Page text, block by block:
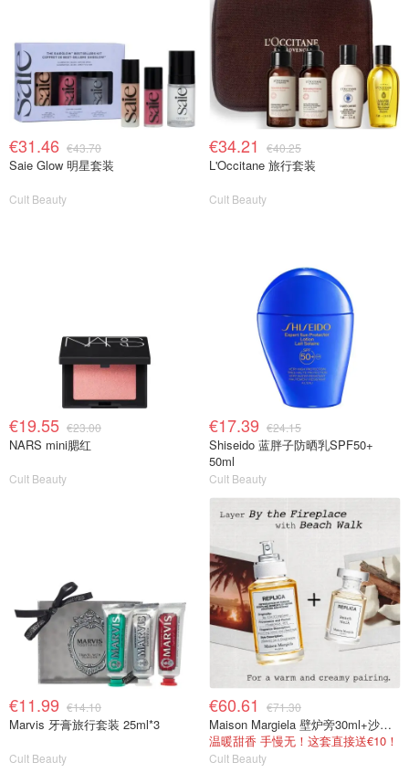
€31.46 €43.70
Saie Glow 明星套装
Cult Beauty
€34.21 €40.25
L'Occitane 旅行套装
Cult Beauty
€19.55 €23.00
NARS mini腮红
Cult Beauty
€17.39 €24.15
Shiseido 蓝胖子防晒乳SPF50+
50ml
Cult Beauty
€11.99 €14.10
Marvis 牙膏旅行套装 25ml*3
Cult Beauty
€60.61 €71.30
Maison Margiela 壁炉旁30ml+沙滩漫步7ml
温暖甜香 手慢无！这套直接送€10！
Cult Beauty